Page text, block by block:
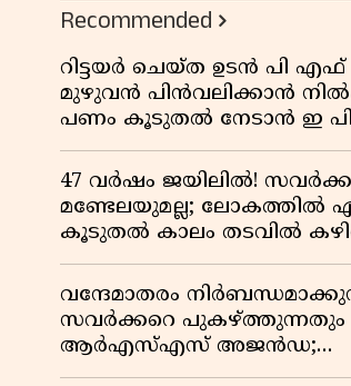
Recommended
റിട്ടയർ ചെയ്ത ഉടൻ പി
മുഴുവൻ പിൻവലിക്കാൻ
പണം കൂടുതൽ നേടാൻ ഇ
ഒയുടെ നിയമം അറിയാം
47 വർഷം ജയിലിൽ!
മണ്ടേലയുമല്ല; ലോകത്തിൽ
കൂടുതൽ കാലം തടവിൽ
രാഷ്ട്രീയ തടവുകാരൻ
ഇന്ത്യൻ സ്വാതന്ത്ര്യസമര
വേറിട്ട കഥ
വന്ദേമാതരം
സവർക്കറെ പുകഴ്ത്തുന്നതും
ആർഎസ്എസ് അജൻഡ;
സർക്കാരിനെതിരെ